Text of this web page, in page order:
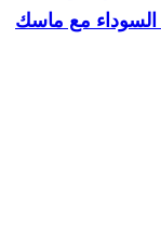
مع ماسك